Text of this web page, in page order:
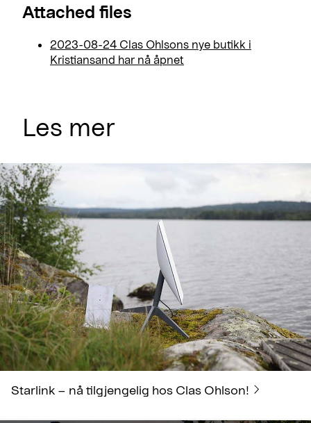
Attached files
2023-08-24 Clas Ohlsons nye butikk i
Kristiansand har nå åpnet
Les mer
Starlink – nå tilgjengelig hos Clas Ohlson!